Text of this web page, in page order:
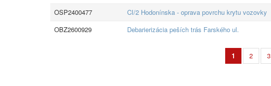
OSP2400477
CI/2 Hodonínska - oprava povrchu krytu vozovky
OBZ2600929
Debarierizácia peších trás Farského ul.
1 2 3